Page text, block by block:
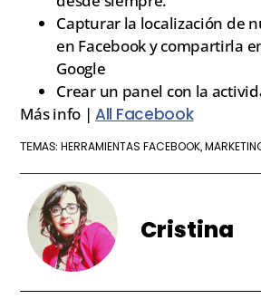
Capturar la localización de
en Facebook y compartirla
Google
Crear un panel con la
Más info |All Facebook
TEMAS: HERRAMIENTAS FACEBOOK,
Cristina